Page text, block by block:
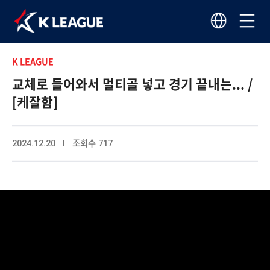
K LEAGUE
교체로 들어와서 멀티골 넣고 경기 끝내는... /
[케잘함]
2024.12.20 I 조회수 717